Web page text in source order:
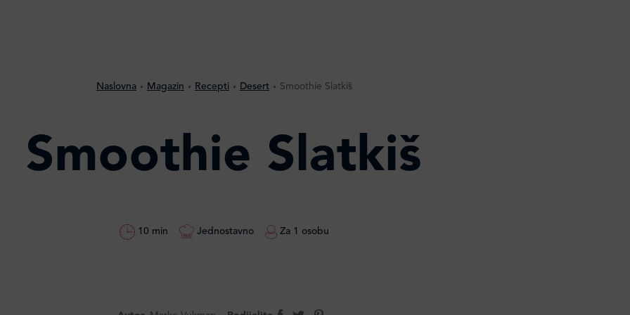
Naslovna Magazin Recepti Desert Smoothie Slatkiš
Smoothie Slatkiš
10 min Jednostavno Za 1 osobu